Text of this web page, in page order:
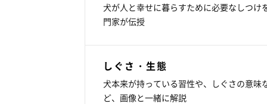
犬が人と幸せに暮らすために必要なしつけ
門家が伝授
しぐさ・生態
犬本来が持っている習性や、しぐさの意味
ど、画像と一緒に解説